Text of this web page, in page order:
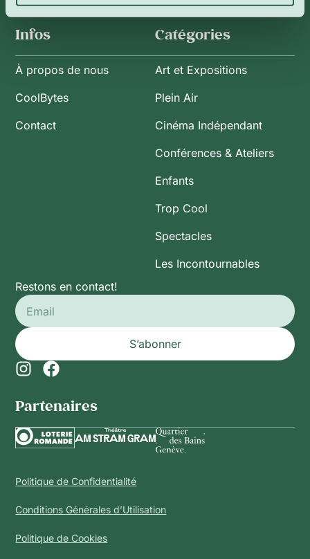
Infos
À propos de nous
CoolBytes
Contact
Catégories
Art et Expositions
Plein Air
Cinéma Indépendant
Conférences & Ateliers
Enfants
Trop Cool
Spectacles
Les Incontournables
Restons en contact!
S’abonner
Partenaires​
Politique de Confidentialité
Conditions Générales d’Utilisation
Politique de Cookies